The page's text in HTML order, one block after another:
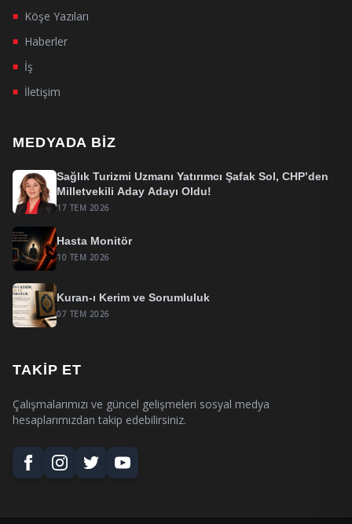
■ Köşe Yazıları
■ Haberler
■ İş
■ İletişim
MEDYADA BIZ
Sağlık Turizmi Uzmanı Yatırımcı Şafak Sol, CHP’den
Milletvekili Aday Adayı Oldu!
17 TEM 2026
Hasta Monitör
10 TEM 2026
Kuran-ı Kerim ve Sorumluluk
07 TEM 2026
TAKIP ET
Çalışmalarımızı ve güncel gelişmeleri sosyal medya
hesaplarımızdan takip edebilirsiniz.